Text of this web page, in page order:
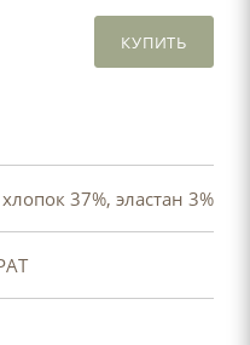
КУПИТЬ
37%, эластан 3%